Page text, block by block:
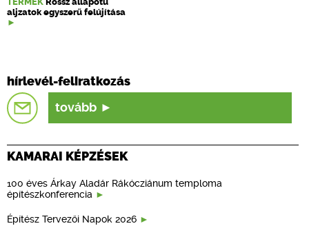
aljzatok egyszerű felújítása
hírlevél-feliratkozás
tovább
KAMARAI KÉPZÉSEK
100 éves Árkay Aladár Rákócziánum temploma
építészkonferencia
Építész Tervezői Napok 2026